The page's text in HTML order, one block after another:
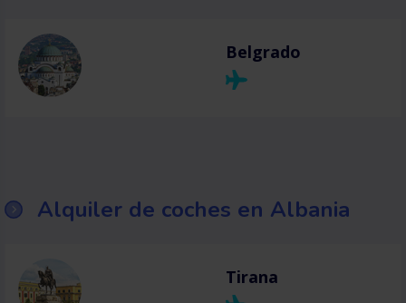
Belgrado
Alquiler de coches en Albania
Tirana